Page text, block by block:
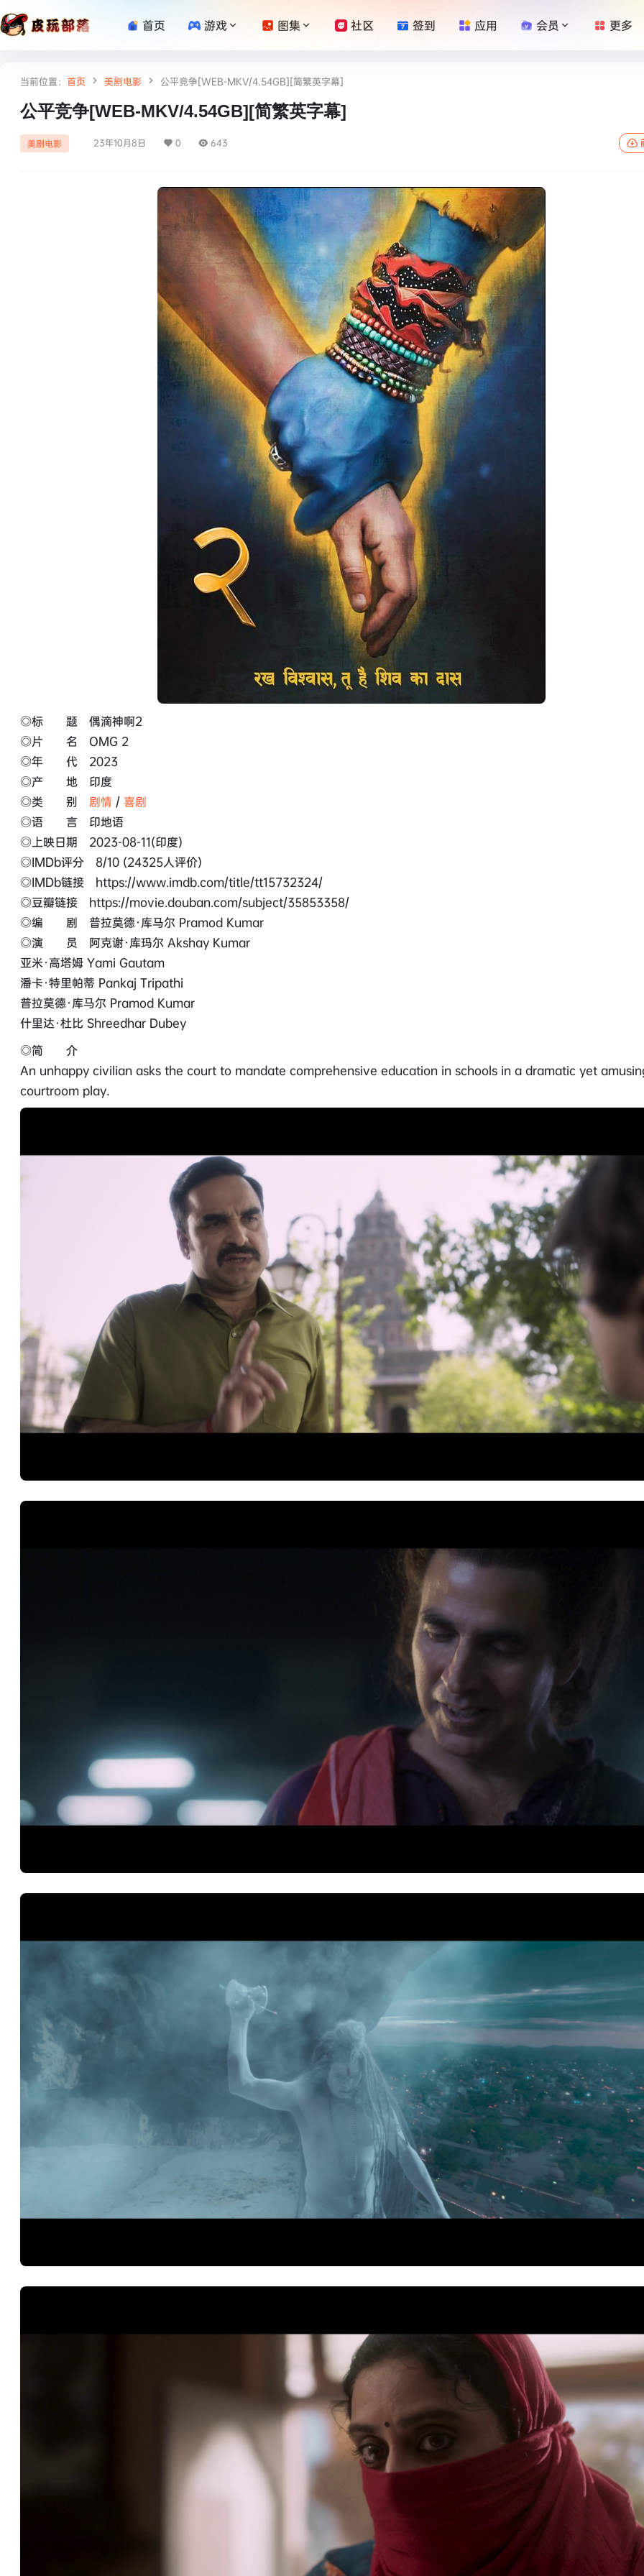
首页 游戏 图集 社区 签到 应用 会员 更多
当前位置： 首页 美剧电影 公平竞争[WEB-MKV/4.54GB][简繁英字幕]
公平竞争[WEB-MKV/4.54GB][简繁英字幕]
美剧电影 23年10月8日 0 643
◎标 题 偶滴神啊2
◎片 名 OMG 2
◎年 代 2023
◎产 地 印度
◎类 别 剧情 / 喜剧
◎语 言 印地语
◎上映日期 2023-08-11(印度)
◎IMDb评分 8/10 (24325人评价)
◎IMDb链接 https://www.imdb.com/title/tt15732324/
◎豆瓣链接 https://movie.douban.com/subject/35853358/
◎编 剧 普拉莫德·库马尔 Pramod Kumar
◎演 员 阿克谢·库玛尔 Akshay Kumar
亚米·高塔姆 Yami Gautam
潘卡·特里帕蒂 Pankaj Tripathi
普拉莫德·库马尔 Pramod Kumar
什里达·杜比 Shreedhar Dubey
◎简 介
An unhappy civilian asks the court to mandate comprehensive education in schools in a dramatic yet
courtroom play.